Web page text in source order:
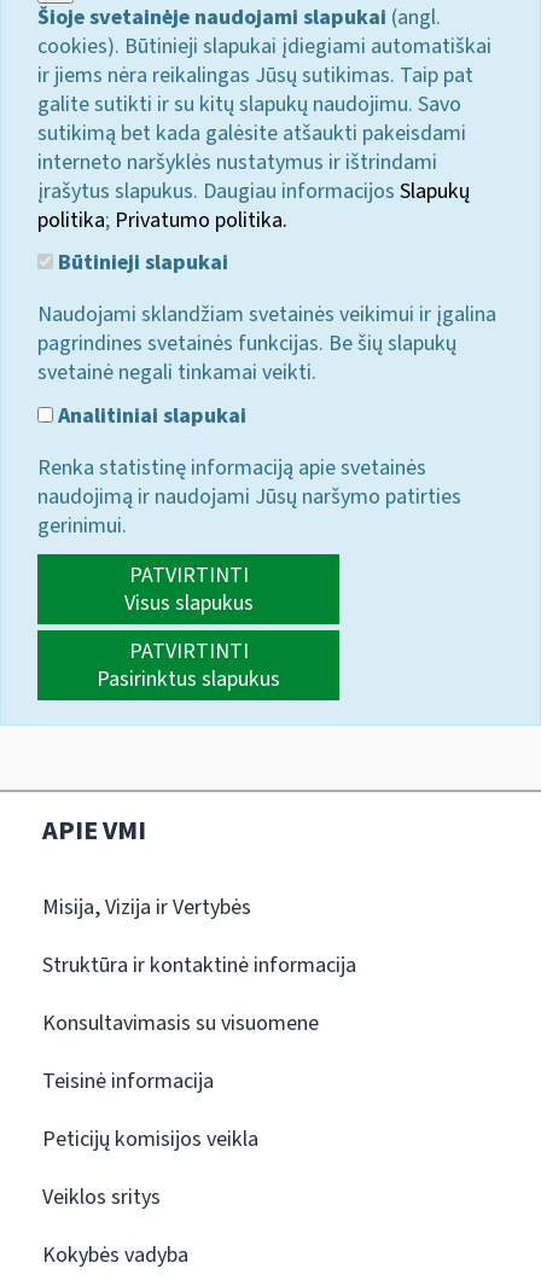
Šioje svetainėje naudojami slapukai (angl.
cookies). Būtinieji slapukai įdiegiami automatiškai
ir jiems nėra reikalingas Jūsų sutikimas. Taip pat
galite sutikti ir su kitų slapukų naudojimu. Savo
sutikimą bet kada galėsite atšaukti pakeisdami
interneto naršyklės nustatymus ir ištrindami
įrašytus slapukus. Daugiau informacijos Slapukų
politika; Privatumo politika.
Būtinieji slapukai
Naudojami sklandžiam svetainės veikimui ir įgalina
pagrindines svetainės funkcijas. Be šių slapukų
svetainė negali tinkamai veikti.
Analitiniai slapukai
Renka statistinę informaciją apie svetainės
naudojimą ir naudojami Jūsų naršymo patirties
gerinimui.
PATVIRTINTI
Visus slapukus
PATVIRTINTI
Pasirinktus slapukus
APIE VMI
Misija, Vizija ir Vertybės
Struktūra ir kontaktinė informacija
Konsultavimasis su visuomene
Teisinė informacija
Peticijų komisijos veikla
Veiklos sritys
Kokybės vadyba